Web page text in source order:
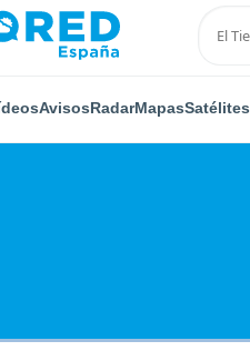
AvisosRadarMapasSatélites